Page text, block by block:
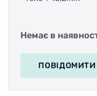
Немає в
ПОВІДОМИТИ